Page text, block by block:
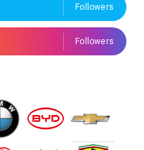
Followers
Followers